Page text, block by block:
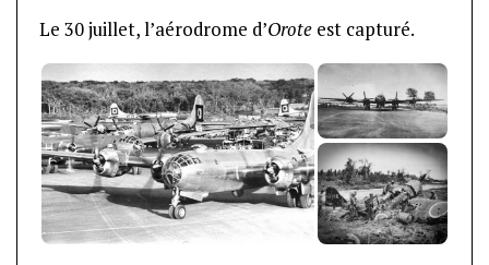
Le 30 juillet, l’aérodrome d’Orote est capturé.